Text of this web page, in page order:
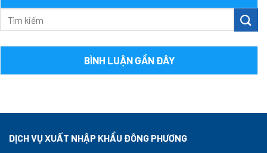
BÌNH LUẬN GẦN ĐÂY
DỊCH VỤ XUẤT NHẬP KHẨU ĐÔNG PHƯƠNG